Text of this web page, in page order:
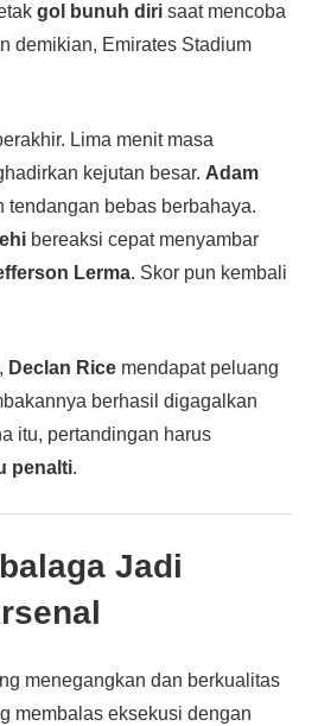
gol bunuh dirisaat mencoba
demikian, Emirates Stadium
Lima menit masa
kejutan besar. Adam
tendangan bebas berbahaya.
bereaksi cepat menyambar
Lerma. Skor pun kembali
Declan Ricemendapat peluang
berhasil digagalkan
itu, pertandingan harus
penalti.
Jadi
menegangkan dan berkualitas
membalas eksekusi dengan